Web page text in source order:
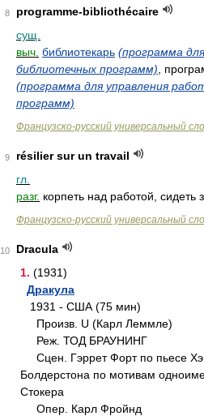
8
programme-bibliothécaire
сущ.
выч. библиотекарь (программа
библиотечных программ) ,
(программа для управления
программ)
Французско-русский универсальный
9
résilier sur un travail
гл.
разг. корпеть над работой, сидеть
Французско-русский универсальный
10
Dracula
1. (1931)
Дракула
1931 - США (75 мин)
Произв. U (Карл Леммле)
Реж. ТОД БРАУНИНГ
Сцен. Гэррет Форт по пьесе
Болдерстона по мотивам
Стокера
Опер. Карл Фройнд